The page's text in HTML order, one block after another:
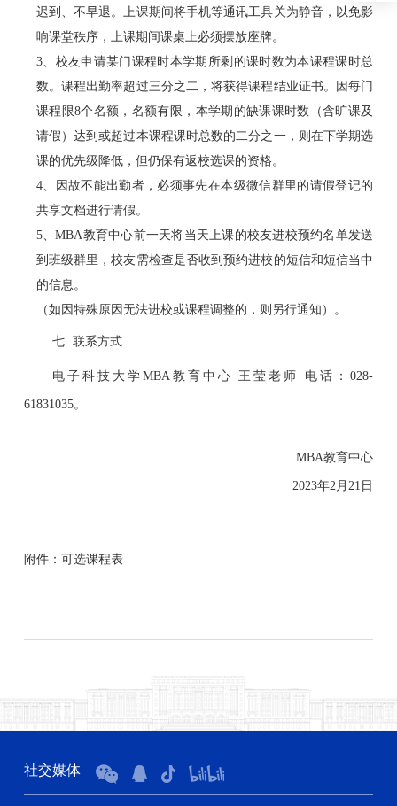
迟到、不早退。上课期间将手机等通讯工具关为静音，以免影
响课堂秩序，上课期间课桌上必须摆放座牌。
3、校友申请某门课程时本学期所剩的课时数为本课程课时总
数。课程出勤率超过三分之二，将获得课程结业证书。
因每门
课程限8个名额，名额有限， 本学期的缺课课时数（含旷课及
请假）达到或超过本课程课时总数的二分之一，则在下学期选
课的优先级降低，但仍保有返校选课的资格。
4、因故不能出勤者，必须事先在本级微信群里的请假登记的
共享文档进行请假。
5、MBA教育中心前一天将当天上课的校友进校预约名单发送
到班级群里，校友需检查是否收到预约进校的短信和短信当中
的信息。
（如因特殊原因无法进校或课程调整的，则另行通知）。
七. 联系方式
电子科技大学 MBA教育中心 王莹老师 电话：028-
61831035。
MBA教育中心
2023年2月21 日
附件：可选课程表
社交媒体